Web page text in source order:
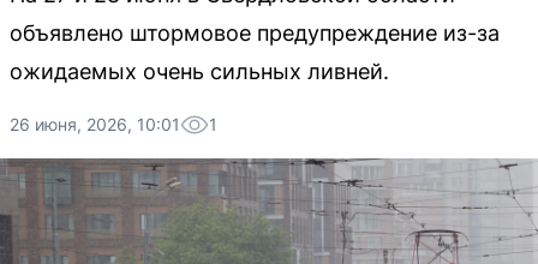
объявлено штормовое предупреждение из-за
ожидаемых очень сильных ливней.
26 июня, 2026, 10:01 1